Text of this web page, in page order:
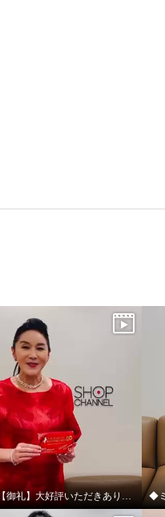
【御礼】大好評いただきありがとうございました！